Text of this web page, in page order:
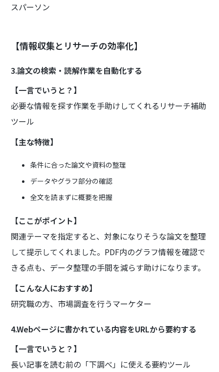
スパーソン
【情報収集とリサーチの効率化】
3.論文の検索・読解作業を自動化する
【一言でいうと？】
必要な情報を探す作業を手助けしてくれるリサーチ補助
ツール
【主な特徴】
条件に合った論文や資料の整理
データやグラフ部分の確認
全文を読まずに概要を把握
【ここがポイント】
関連テーマを指定すると、対象になりそうな論文を整理
して提示してくれました。PDF内のグラフ情報を確認で
きる点も、データ整理の手間を減らす助けになります。
【こんな人におすすめ】
研究職の方、市場調査を行うマーケター
4.Webページに書かれている内容をURLから要約する
【一言でいうと？】
長い記事を読む前の「下調べ」に使える要約ツール